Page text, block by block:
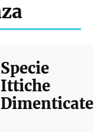
Specie
Ittiche
Dimenticate